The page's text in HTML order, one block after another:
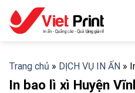
content
Trang chủ » DỊCH VỤ IN ẤN »
In bao lì xì Huyện